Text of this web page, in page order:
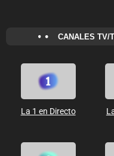
CANALES TV/
La 1 en Directo